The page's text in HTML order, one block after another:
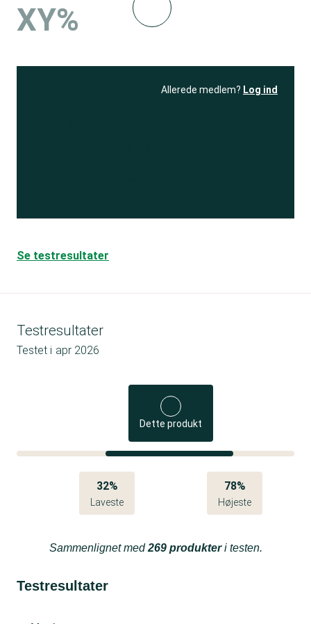
XY%
Allerede medlem? Log ind
Se testresultater
Testresultater
Testet i apr 2026
Dette produkt
32%
Laveste
78%
Højeste
Sammenlignet med269 produkteri testen.
Testresultater